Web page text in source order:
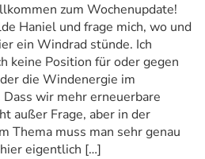
zum Wochenupdate!
Haniel und frage mich, wo und
ein Windrad stünde. Ich
keine Position für oder gegen
die Windenergie im
wir mehr erneuerbare
außer Frage, aber in der
Thema muss man sehr genau
eigentlich […]